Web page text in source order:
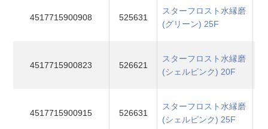
4517715900908 525631
スターフロスト水縁磨
(グリーン) 25F
4517715900823 526621
スターフロスト水縁磨
(シェルピンク) 20F
4517715900915 526631
スターフロスト水縁磨
(シェルピンク) 25F